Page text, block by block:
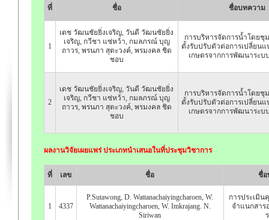
ที่ ชื่อ ชื่อบทความ
1
เดช วัฒนชัยยิ่งเจริญ, วันดี วัฒนชัยยิ่ง
เจริญ, กวีชา แซ่หว้า, กมลภรณ์ บุญ
ถาวร, พรนภา สุตะวงค์, พรมงคล ชิด
ชอบ
การบริหารจัดการน้ำโดยชุ
ตั้งรับปรับตัวต่อการเปลี่ยนแ
เกษตรจากการพัฒนาระบ
2
เดช วัฒนชัยยิ่งเจริญ, วันดี วัฒนชัยยิ่ง
เจริญ, กวีชา แซ่หว้า, กมลภรณ์ บุญ
ถาวร, พรนภา สุตะวงค์, พรมงคล ชิด
ชอบ
การบริหารจัดการน้ำโดยชุ
ตั้งรับปรับตัวต่อการเปลี่ยนแ
เกษตรจากการพัฒนาระบ
ผลงานวิจัยเผยแพร่ ประเภทนำเสนอในที่ประชุมวิชาการ
ที่ เลข ชื่อ ชื่อ
1 4337
P.Sutawong, D. Wattanachaiyingcharoen, W.
Wattanachaiyingcharoen, W. Imkrajang. N.
Siriwan
การประเมิ
จำแนกสาร